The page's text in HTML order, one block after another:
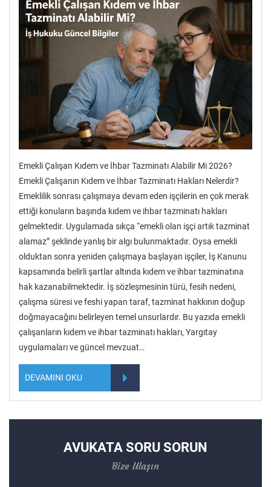
Emekli Çalışan Kıdem ve İhbar Tazminatı Alabilir Mi 2026?
Emekli Çalışanın Kıdem ve İhbar Tazminatı Hakları Nelerdir?
Emeklilik sonrası çalışmaya devam eden işçilerin en çok merak
ettiği konuların başında kıdem ve ihbar tazminatı hakları
gelmektedir. Uygulamada sıkça “emekli olan işçi artık tazminat
alamaz” şeklinde yanlış bir algı bulunmaktadır. Oysa emekli
olduktan sonra yeniden çalışmaya başlayan işçiler, İş Kanunu
kapsamında belirli şartlar altında kıdem ve ihbar tazminatına
hak kazanabilmektedir. İş sözleşmesinin türü, fesih nedeni,
çalışma süresi ve feshi yapan taraf, tazminat hakkının doğup
doğmayacağını belirleyen temel unsurlardır. Bu yazıda emekli
çalışanların kıdem ve ihbar tazminatı hakları, Yargıtay
uygulamaları ve güncel mevzuat…
DEVAMINI OKU
AVUKATA SORU SORUN
Bize Ulaşın